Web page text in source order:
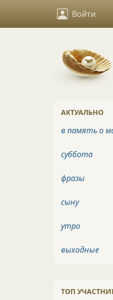
Войти
АКТУАЛЬНО
в память о
суббота
фразы
сыну
утро
выходные
ТОП